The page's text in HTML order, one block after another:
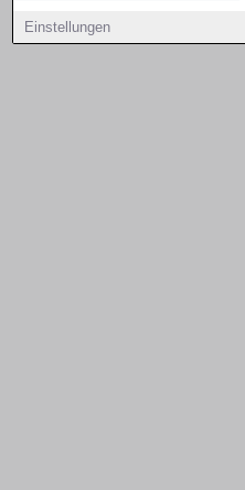
Einstellungen
Copyright © 2000 - 2026 | 1A